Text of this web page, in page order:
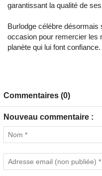
garantissant la qualité de
Burlodge célébre
occasion pour remercier les
planète qui lui font confiance.
Commentaires (0)
Nouveau commentaire :